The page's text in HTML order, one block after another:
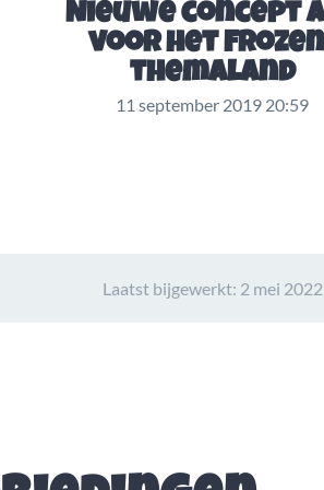
Nieuwe concept
voor het
themaland
11 september 2019 20:59
Laatst bijgewerkt: 2 mei 2022